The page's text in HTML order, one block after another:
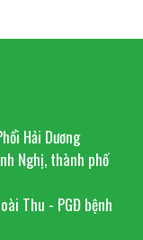
Hải Dương
Nghị, thành phố
Thu - PGĐ bệnh